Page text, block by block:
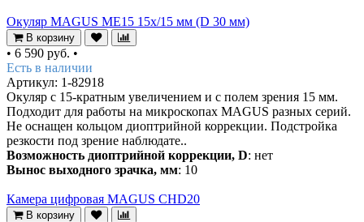
Окуляр MAGUS ME15 15х/15 мм (D 30 мм)
В корзину
• 6 590 руб. •
Есть в наличии
Артикул: 1-82918
Окуляр с 15-кратным увеличением и с полем зрения 15 мм.
Подходит для работы на микроскопах MAGUS разных серий.
Не оснащен кольцом диоптрийной коррекции. Подстройка
резкости под зрение наблюдате..
Возможность диоптрийной коррекции, D: нет
Вынос выходного зрачка, мм: 10
Камера цифровая MAGUS CHD20
В корзину